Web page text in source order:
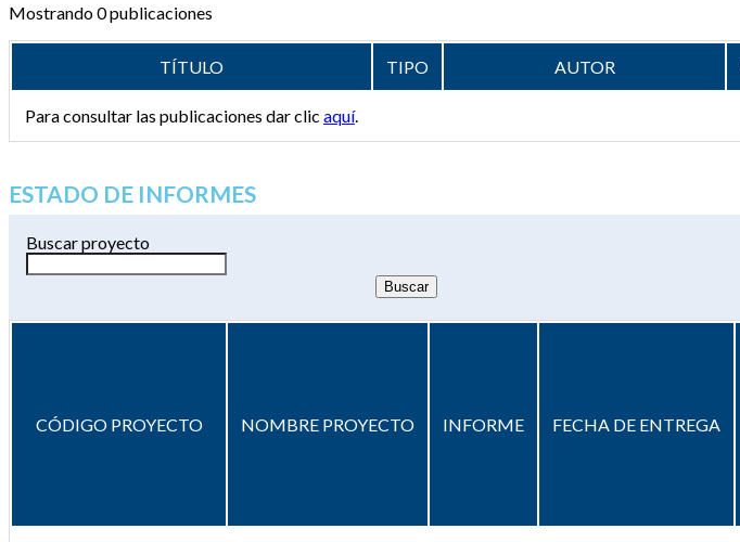
Mostrando 0 publicaciones
TÍTULO TIPO AUTOR
Para consultar las publicaciones dar clic aquí.
ESTADO DE INFORMES
Buscar proyecto
CÓDIGO PROYECTO NOMBRE PROYECTO INFORME FECHA DE ENTREGA